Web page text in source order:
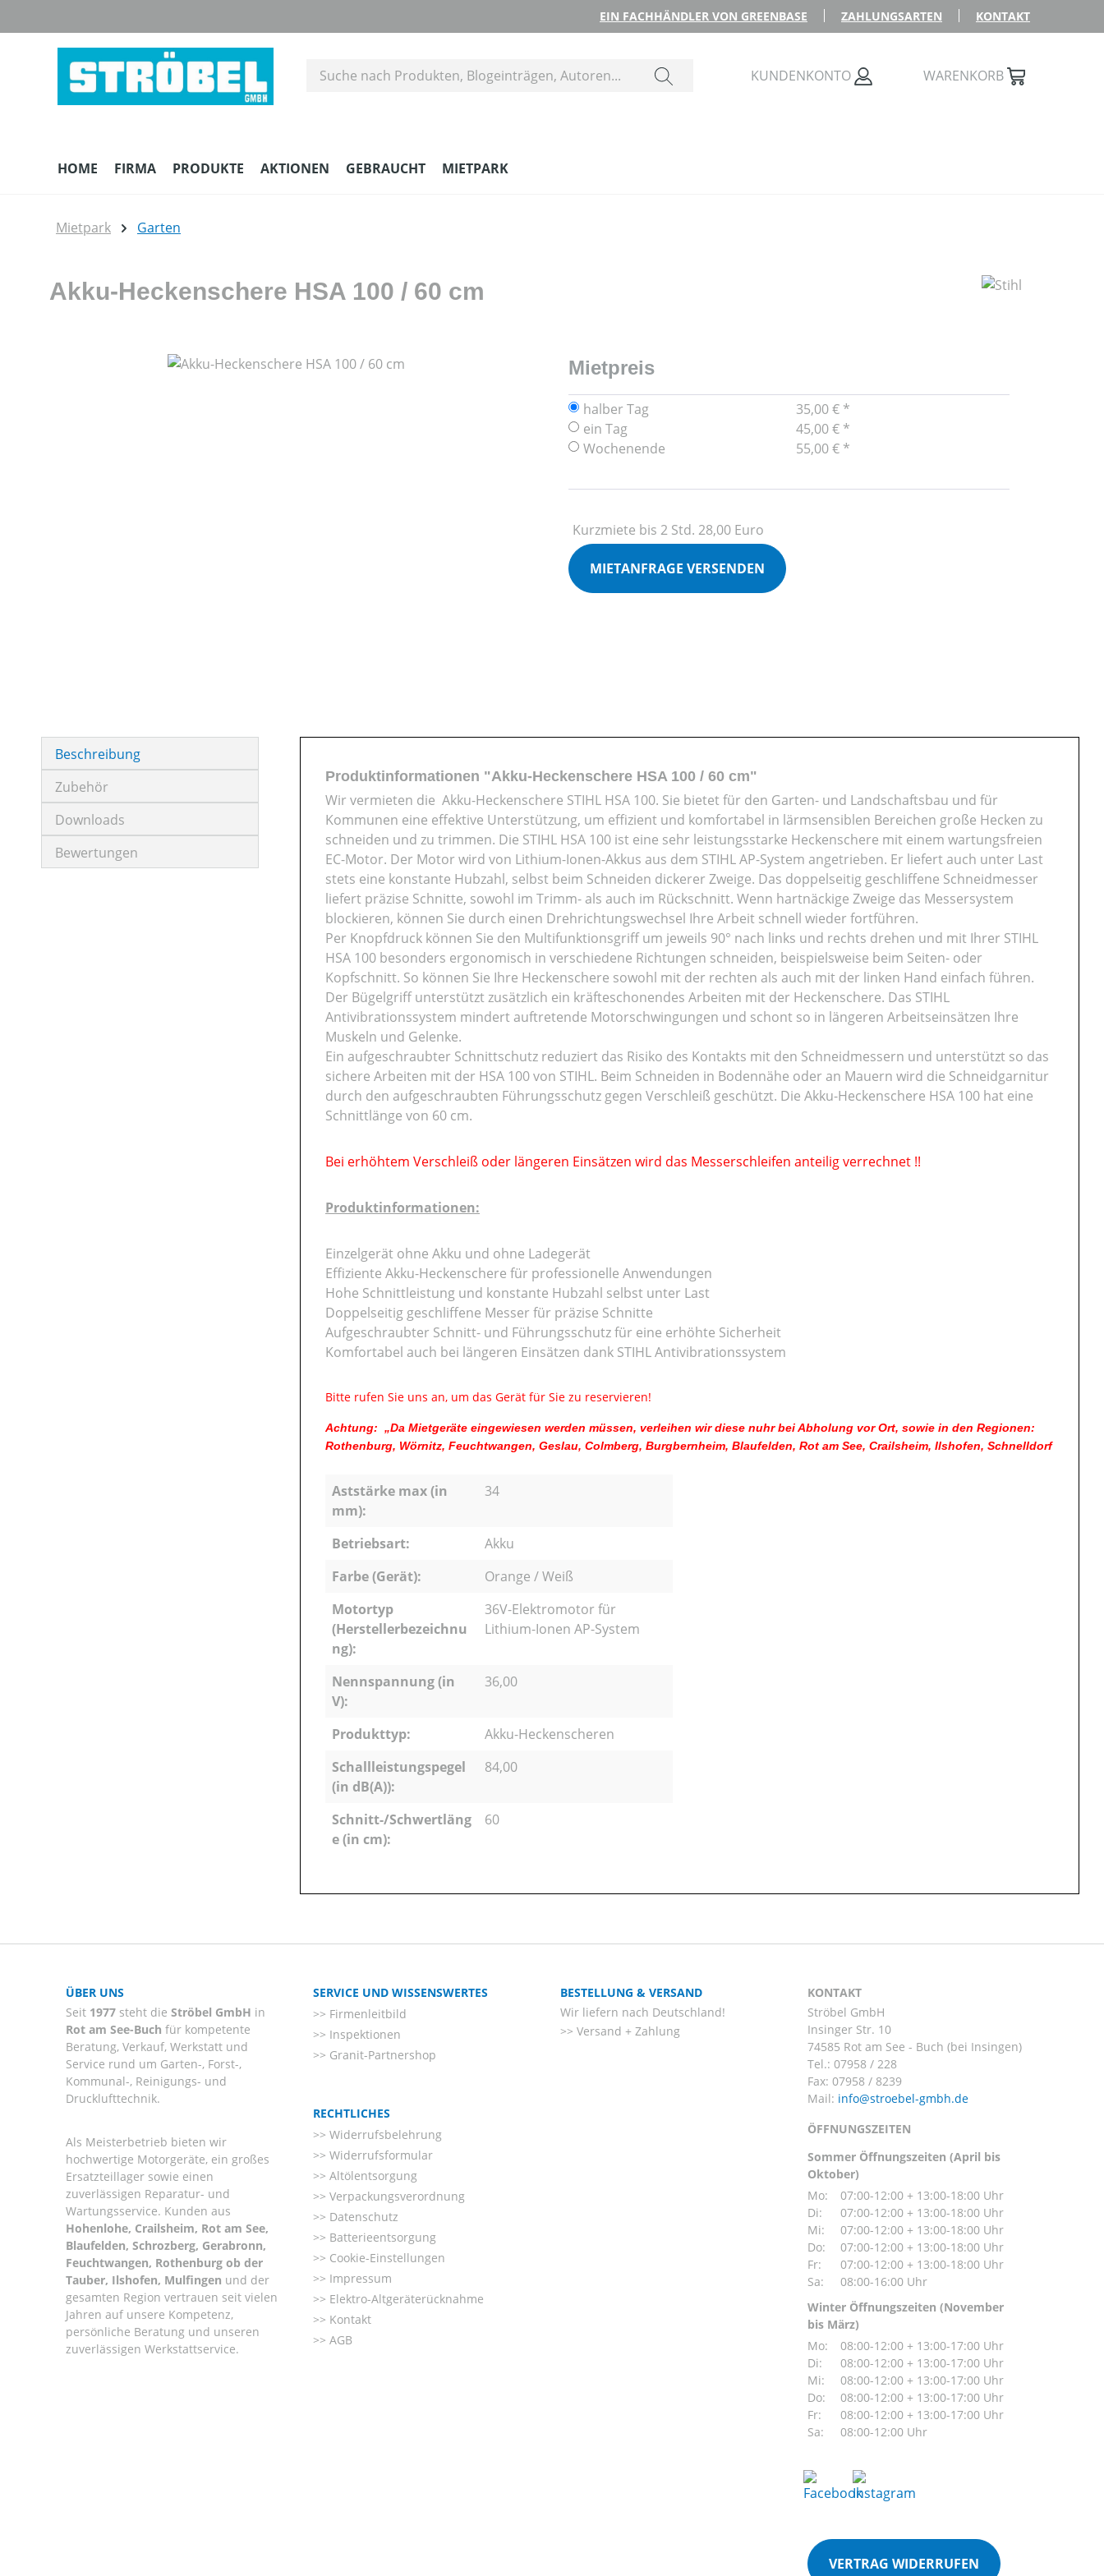
EIN FACHHÄNDLER VON GREENBASE ZAHLUNGSARTEN KONTAKT
KUNDENKONTO WARENKORB
HOME FIRMA PRODUKTE AKTIONEN GEBRAUCHT MIETPARK
Mietpark Garten
Akku-Heckenschere HSA 100 / 60 cm
Bildergalerie überspringen Mietpreis
halber Tag
35,00 € *
ein Tag
45,00 € *
Wochenende
55,00 € *
Kurzmiete bis 2 Std. 28,00 Euro
MIETANFRAGE VERSENDEN
Beschreibung
Zubehör
Downloads
Bewertungen
Produktinformationen "Akku-Heckenschere HSA 100 / 60 cm"
Wir vermieten die Akku-Heckenschere STIHL HSA 100. Sie bietet für den Garten- und Landschaftsbau und für
Kommunen eine effektive Unterstützung, um effizient und komfortabel in lärmsensiblen Bereichen große Hecken zu
schneiden und zu trimmen. Die STIHL HSA 100 ist eine sehr leistungsstarke Heckenschere mit einem wartungsfreien
EC-Motor. Der Motor wird von Lithium-Ionen-Akkus aus dem STIHL AP-System angetrieben. Er liefert auch unter Last
stets eine konstante Hubzahl, selbst beim Schneiden dickerer Zweige. Das doppelseitig geschliffene Schneidmesser
liefert präzise Schnitte, sowohl im Trimm- als auch im Rückschnitt. Wenn hartnäckige Zweige das Messersystem
blockieren, können Sie durch einen Drehrichtungswechsel Ihre Arbeit schnell wieder fortführen.
Per Knopfdruck können Sie den Multifunktionsgriff um jeweils 90° nach links und rechts drehen und mit Ihrer STIHL
HSA 100 besonders ergonomisch in verschiedene Richtungen schneiden, beispielsweise beim Seiten- oder
Kopfschnitt. So können Sie Ihre Heckenschere sowohl mit der rechten als auch mit der linken Hand einfach führen.
Der Bügelgriff unterstützt zusätzlich ein kräfteschonendes Arbeiten mit der Heckenschere. Das STIHL
Antivibrationssystem mindert auftretende Motorschwingungen und schont so in längeren Arbeitseinsätzen Ihre
Muskeln und Gelenke.
Ein aufgeschraubter Schnittschutz reduziert das Risiko des Kontakts mit den Schneidmessern und unterstützt so das
sichere Arbeiten mit der HSA 100 von STIHL. Beim Schneiden in Bodennähe oder an Mauern wird die Schneidgarnitur
durch den aufgeschraubten Führungsschutz gegen Verschleiß geschützt. Die Akku-Heckenschere HSA 100 hat eine
Schnittlänge von 60 cm.
Bei erhöhtem Verschleiß oder längeren Einsätzen wird das Messerschleifen anteilig verrechnet !!
Produktinformationen:
Einzelgerät ohne Akku und ohne Ladegerät
Effiziente Akku-Heckenschere für professionelle Anwendungen
Hohe Schnittleistung und konstante Hubzahl selbst unter Last
Doppelseitig geschliffene Messer für präzise Schnitte
Aufgeschraubter Schnitt- und Führungsschutz für eine erhöhte Sicherheit
Komfortabel auch bei längeren Einsätzen dank STIHL Antivibrationssystem
Bitte rufen Sie uns an, um das Gerät für Sie zu reservieren!
Achtung: „Da Mietgeräte eingewiesen werden müssen, verleihen wir diese nuhr bei Abholung vor Ort, sowie in den Regionen:
Rothenburg, Wörnitz, Feuchtwangen, Geslau, Colmberg, Burgbernheim, Blaufelden, Rot am See, Crailsheim, Ilshofen, Schnelldorf
Aststärke max (in
mm):
34
Betriebsart:
Akku
Farbe (Gerät):
Orange / Weiß
Motortyp
(Herstellerbezeichnu
ng):
36V-Elektromotor für
Lithium-Ionen AP-System
Nennspannung (in
V):
36,00
Produkttyp:
Akku-Heckenscheren
Schallleistungspegel
(in dB(A)):
84,00
Schnitt-/Schwertläng
e (in cm):
60
ÜBER UNS
Seit 1977 steht die Ströbel GmbH in
Rot am See-Buch für kompetente
Beratung, Verkauf, Werkstatt und
Service rund um Garten-, Forst-,
Kommunal-, Reinigungs- und
Drucklufttechnik.
Als Meisterbetrieb bieten wir
hochwertige Motorgeräte, ein großes
Ersatzteillager sowie einen
zuverlässigen Reparatur- und
Wartungsservice. Kunden aus
Hohenlohe, Crailsheim, Rot am See,
Blaufelden, Schrozberg, Gerabronn,
Feuchtwangen, Rothenburg ob der
Tauber, Ilshofen, Mulfingen und der
gesamten Region vertrauen seit vielen
Jahren auf unsere Kompetenz,
persönliche Beratung und unseren
zuverlässigen Werkstattservice.
SERVICE UND WISSENSWERTES
Firmenleitbild
Inspektionen
Granit-Partnershop
RECHTLICHES
Widerrufsbelehrung
Widerrufsformular
Altölentsorgung
Verpackungsverordnung
Datenschutz
Batterieentsorgung
Cookie-Einstellungen
Impressum
Elektro-Altgeräterücknahme
Kontakt
AGB
BESTELLUNG & VERSAND
Wir liefern nach Deutschland!
Versand + Zahlung
KONTAKT
Ströbel GmbH
Insinger Str. 10
74585 Rot am See - Buch (bei Insingen)
Tel.: 07958 / 228
Fax: 07958 / 8239
Mail:
ÖFFNUNGSZEITEN
Sommer Öffnungszeiten (April bis
Oktober)
Mo:
07:00-12:00 + 13:00-18:00 Uhr
Di:
07:00-12:00 + 13:00-18:00 Uhr
Mi:
07:00-12:00 + 13:00-18:00 Uhr
Do:
07:00-12:00 + 13:00-18:00 Uhr
Fr:
07:00-12:00 + 13:00-18:00 Uhr
Sa:
08:00-16:00 Uhr
Winter Öffnungszeiten (November
bis März)
Mo:
08:00-12:00 + 13:00-17:00 Uhr
Di:
08:00-12:00 + 13:00-17:00 Uhr
Mi:
08:00-12:00 + 13:00-17:00 Uhr
Do:
08:00-12:00 + 13:00-17:00 Uhr
Fr:
08:00-12:00 + 13:00-17:00 Uhr
Sa:
08:00-12:00 Uhr
VERTRAG WIDERRUFEN